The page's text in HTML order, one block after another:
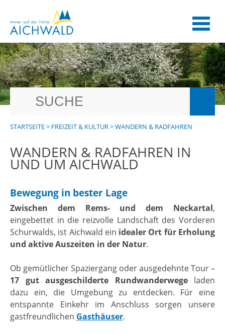
STARTSEITE> FREIZEIT & KULTUR>WANDERN & RADFAHREN
WANDERN & RADFAHREN IN
UND UM AICHWALD
Bewegung in bester Lage
Zwischen dem Rems- und dem Neckartal,
eingebettet in die reizvolle Landschaft des Vorderen
Schurwalds, ist Aichwald ein idealer Ort für Erholung
und aktive Auszeiten in der Natur.
Ob gemütlicher Spaziergang oder ausgedehnte Tour –
17 gut ausgeschilderte Rundwanderwegeladen
dazu ein, die Umgebung zu entdecken. Für eine
entspannte Einkehr im Anschluss sorgen unsere
gastfreundlichen Gasthäuser.